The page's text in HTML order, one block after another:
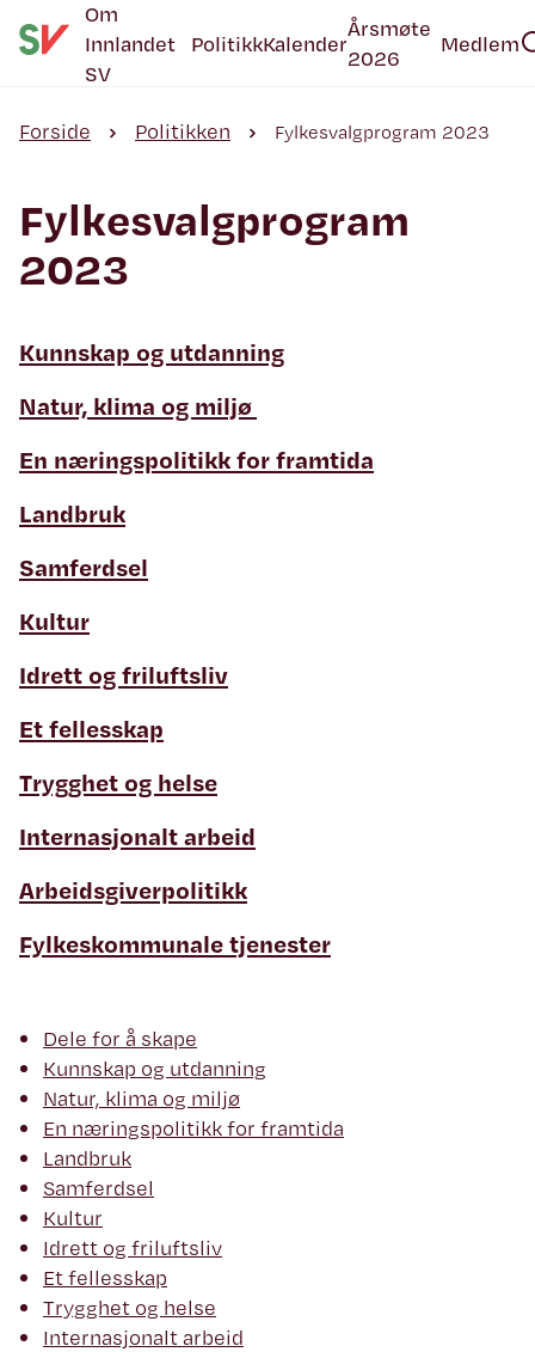
Om
Innlandet
SV
PolitikkKalender
Årsmøte
2026
Medlem
Forside Politikken Fylkesvalgprogram 2023
Fylkesvalgprogram
2023
Kunnskap og utdanning
Natur, klima og miljø
En næringspolitikk for framtida
Landbruk
Samferdsel
Kultur
Idrett og friluftsliv
Et fellesskap
Trygghet og helse
Internasjonalt arbeid
Arbeidsgiverpolitikk
Fylkeskommunale tjenester
Dele for å skape
Kunnskap og utdanning
Natur, klima og miljø
En næringspolitikk for framtida
Landbruk
Samferdsel
Kultur
Idrett og friluftsliv
Et fellesskap
Trygghet og helse
Internasjonalt arbeid